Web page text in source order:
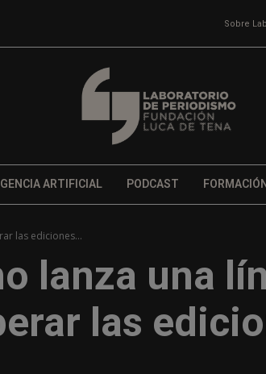
Sobre
ARTIFICIAL PODCAST FORMACIÓN
las ediciones...
lanza una
las